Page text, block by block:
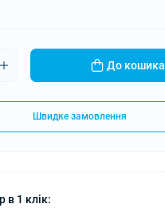
До кошика
Швидке замовлення
в 1 клік: